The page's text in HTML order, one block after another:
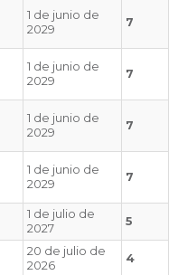
1 de junio de
2029
7
1 de junio de
2029
7
1 de junio de
2029
7
1 de junio de
2029
7
1 de julio de
2027
5
20 de julio de
2026
4